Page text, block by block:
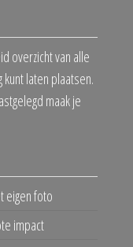
overzicht van alle
laten plaatsen.
maak je
eigen foto
impact